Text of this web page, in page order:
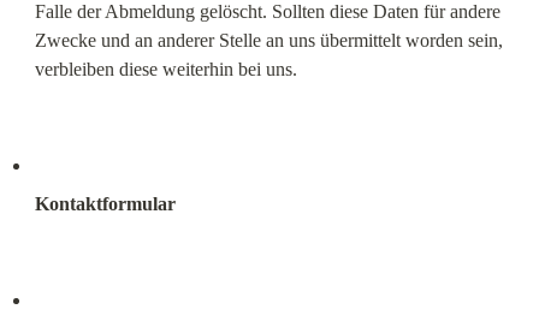
Falle der Abmeldung gelöscht. Sollten diese Daten für andere
Zwecke und an anderer Stelle an uns übermittelt worden sein,
verbleiben diese weiterhin bei uns.
Kontaktformular